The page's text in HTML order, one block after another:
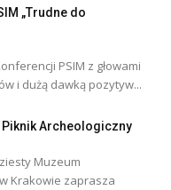
„Trudne do
PSIM z głowami
i dużą dawką pozytyw...
Piknik Archeologiczny
Muzeum
Krakowie zaprasza